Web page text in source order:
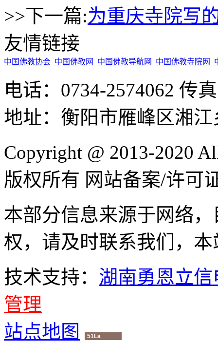
>>下一篇:为重庆寺院写
友情链接
中国佛教协会 中国佛教网 中国佛教导航网 中国佛教寺院网
电话：0734-2574062 传
地址：衡阳市雁峰区湘
Copyright @ 2013-2020
版权所有 网站备案/许可
本部分信息来源于网络
权，请及时联系我们，
技术支持： 湖南勇恩立
管理
站点地图
51La